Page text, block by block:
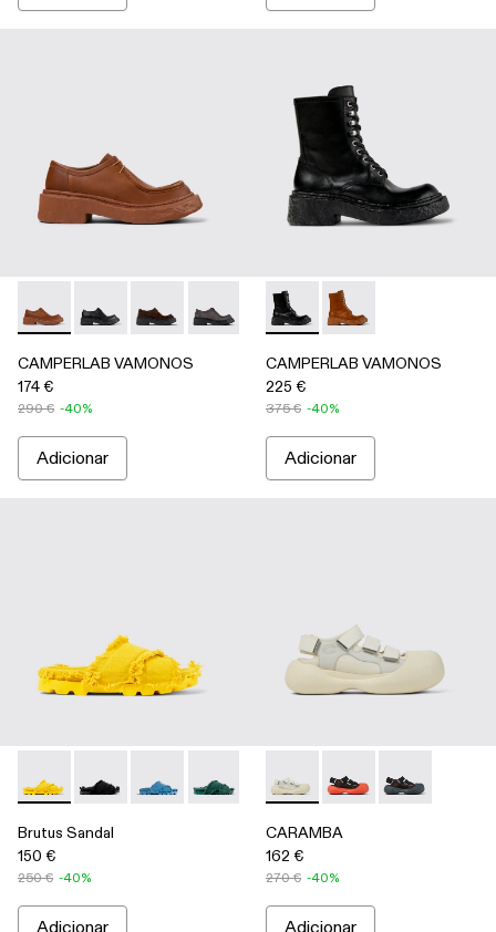
CAMPERLAB VAMONOS - A500019-012 - Sapatos com
CAMPERLAB VAMONOS - A500019-011
CAMPERLAB VAMONOS - A500019-007
CAMPERLAB VAMONOS -
CAMPERLAB VAMONOS -
CAMPERLAB
CAMPERLAB VAMONOS
174 €
290 € -40%
Adicionar
CAMPERLAB VAMONOS -
CAMPERLAB
CAMPERLAB VAMONOS
225 €
375 € -40%
Adicionar
Brutus Sandal - A500001-003 - Yellow
Brutus Sandal - A500001-004
Brutus Sandal - A500001-002
Brutus Sandal - A500001-001 - Green
Brutus Sandal
150 €
250 € -40%
Adicionar
CARAMBA - A500053-004
CARAMBA -CARAMBA -
CARAMBA
162 €
270 € -40%
Adicionar